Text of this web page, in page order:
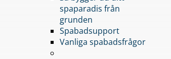
spaparadis från
grunden
Spabadsupport
Vanliga spabadsfrågor